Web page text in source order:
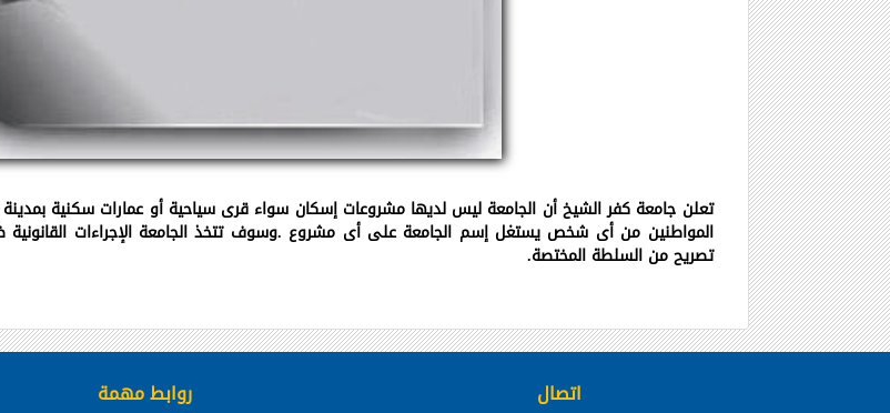
تعلن جامعة كفر الشيخ أن الجامعة ليس لديها مشروعات إسكان سواء قرى سياحية أو عمارات سكنية
المواطنين من أى شخص يستغل إسم الجامعة على أى مشروع .وسوف تتخذ الجامعة الإجراءات
تصريح من السلطة المختصة.
روابط مهمة اتصال